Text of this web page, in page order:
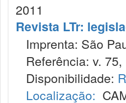
2011
Revista LTr:
Imprenta: São
Referência: v.
Disponibilidade:
Localização: